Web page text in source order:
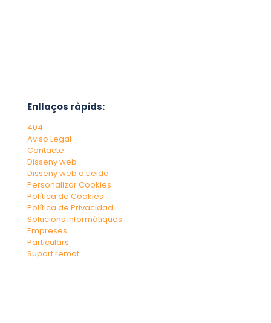
Enllaços ràpids:
404
Aviso Legal
Contacte
Disseny web
Disseny web a Lleida
Personalizar Cookies
Política de Cookies
Política de Privacidad
Solucions Informàtiques
Empreses
Particulars
Suport remot